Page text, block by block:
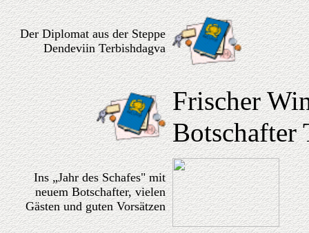
Der Diplomat aus der Steppe
Dendeviin Terbishdagva
Frischer
Botschafter
Ins „Jahr des Schafes" mit
neuem Botschafter, vielen
Gästen und guten Vorsätzen